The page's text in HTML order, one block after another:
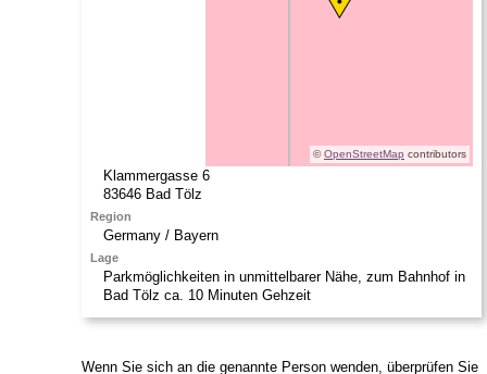
©OpenStreetMap contributors
Klammergasse 6
83646 Bad Tölz
Region
Germany / Bayern
Lage
Parkmöglichkeiten in unmittelbarer Nähe, zum Bahnhof in
Bad Tölz ca. 10 Minuten Gehzeit
Wenn Sie sich an die genannte Person wenden, überprüfen Sie